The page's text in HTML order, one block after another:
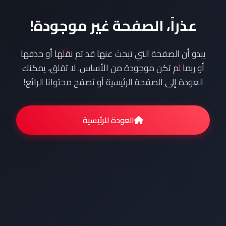
عذراً، الصفحة غير موجودة!
يبدو أن الصفحة التي تبحث عنها قد تم نقلها أو حذفها
أو ربما لم تكن موجودة من الأساس. لا تقلق، يمكنك
العودة إلى الصفحة الرئيسية أو تصفح محتوانا الرائع!
العودة للرئيسية